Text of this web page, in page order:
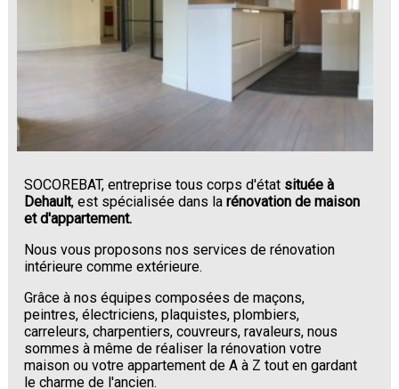
SOCOREBAT, entreprise tous corps d'état située à
Dehault, est spécialisée dans larénovation de maison
et d'appartement.
Nous vous proposons nos services de rénovation
intérieure comme extérieure.
Grâce à nos équipes composées de maçons,
peintres, électriciens, plaquistes, plombiers,
carreleurs, charpentiers, couvreurs, ravaleurs, nous
sommes à même de réaliser la rénovation votre
maison ou votre appartement de A à Z tout en gardant
le charme de l'ancien.